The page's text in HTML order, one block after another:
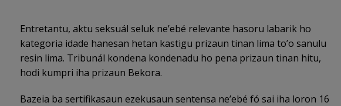
Entretantu, aktu seksuál seluk ne’ebé relevante hasoru labarik ho
kategoria idade hanesan hetan kastigu prizaun tinan lima to’o sanulu
resin lima. Tribunál kondena kondenadu ho pena prizaun tinan hitu,
hodi kumpri iha prizaun Bekora.
Bazeia ba sertifikasaun ezekusaun sentensa ne’ebé fó sai iha loron 16